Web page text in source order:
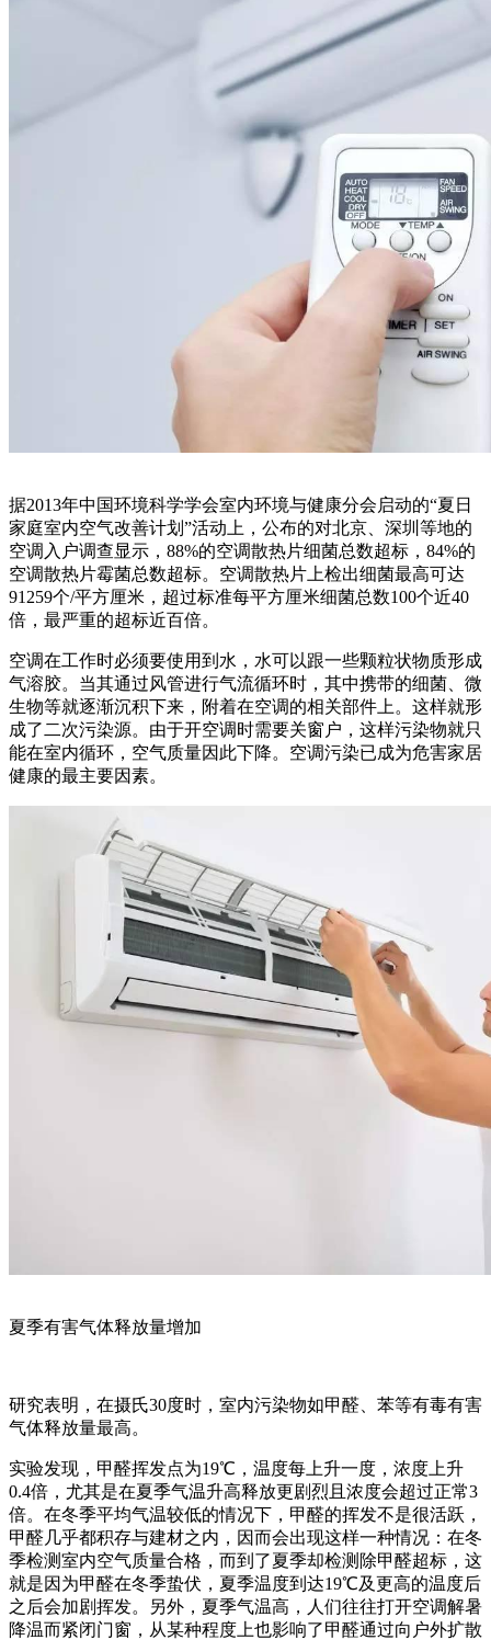
据2013年中国环境科学学会室内环境与健康分会启动的“夏日
家庭室内空气改善计划”活动上，公布的对北京、深圳等地的
空调入户调查显示，88%的空调散热片细菌总数超标，84%的
空调散热片霉菌总数超标。空调散热片上检出细菌最高可达
91259个/平方厘米，超过标准每平方厘米细菌总数100个近40
倍，最严重的超标近百倍。
空调在工作时必须要使用到水，水可以跟一些颗粒状物质形成
气溶胶。当其通过风管进行气流循环时，其中携带的细菌、微
生物等就逐渐沉积下来，附着在空调的相关部件上。这样就形
成了二次污染源。由于开空调时需要关窗户，这样污染物就只
能在室内循环，空气质量因此下降。空调污染已成为危害家居
健康的最主要因素。
夏季有害气体释放量增加
研究表明，在摄氏30度时，室内污染物如甲醛、苯等有毒有害
气体释放量最高。
实验发现，甲醛挥发点为19℃，温度每上升一度，浓度上升
0.4倍，尤其是在夏季气温升高释放更剧烈且浓度会超过正常3
倍。在冬季平均气温较低的情况下，甲醛的挥发不是很活跃，
甲醛几乎都积存与建材之内，因而会出现这样一种情况：在冬
季检测室内空气质量合格，而到了夏季却检测除甲醛超标，这
就是因为甲醛在冬季蛰伏，夏季温度到达19℃及更高的温度后
之后会加剧挥发。另外，夏季气温高，人们往往打开空调解暑
降温而紧闭门窗，从某种程度上也影响了甲醛通过向户外扩散